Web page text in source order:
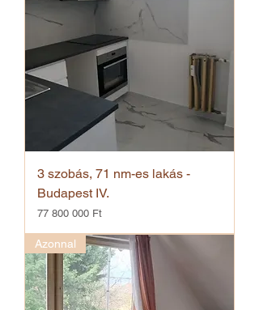
3 szobás, 71 nm-es lakás -
Budapest IV.
Ár
77 800 000 Ft
Azonnal